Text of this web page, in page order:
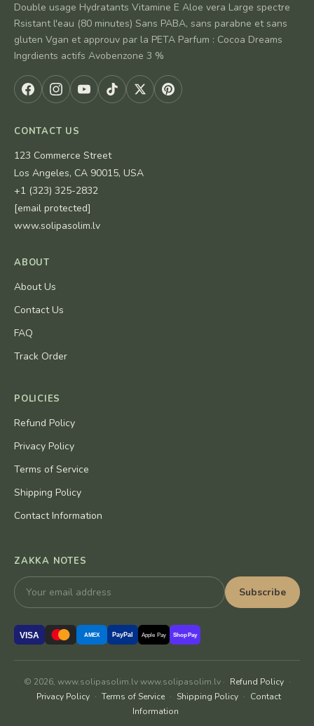
Double usage Hydratants Vitamine E Aloe vera Large spectre
Rsistant l'eau (80 minutes) Sans PABA, sans parabne et sans
gluten Vgan et approuv par la PETA Parfum : Cocoa Dreams
Ingrdients actifs Avobenzone 3 %
CONTACT US
123 Commerce Street
Los Angeles, CA 90015, USA
+1 (323) 325-2832
[email protected]
www.solipasolim.lv
ABOUT
About Us
Contact Us
FAQ
Track Order
POLICIES
Refund Policy
Privacy Policy
Terms of Service
Shipping Policy
Contact Information
ZAKKA NOTES
Subscribe
VISA AMEX PayPal Apple Pay Shop Pay
© 2026, www.solipasolim.lv www.solipasolim.lv · Refund Policy ·
Privacy Policy · Terms of Service · Shipping Policy · Contact
Information